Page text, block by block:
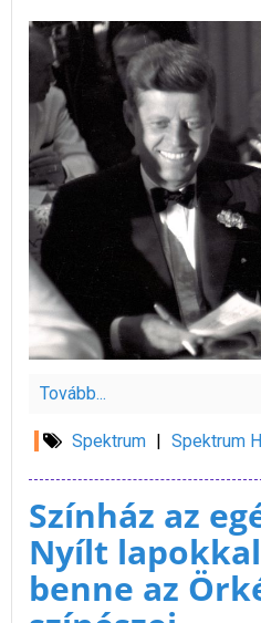
Tovább...
Spektrum | Spektrum
Színház az
Nyílt
benne az